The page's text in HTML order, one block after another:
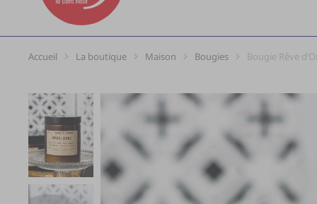
Vous êtes ici :
Accueil La boutique Maison Bougies Bougie Rêve